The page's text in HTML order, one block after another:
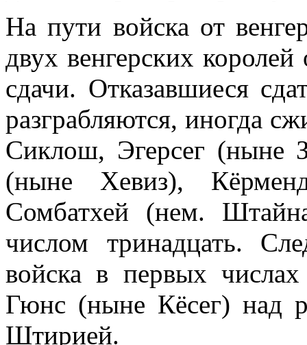
На пути войска от
двух венгерских
сдачи. Отказавшиеся
разграбляются, иногда
Сиклош, Эгерсег (ныне
(ныне Хевиз),
Сомбатхей (нем.
числом тринадцать.
войска в первых числах
Гюнс (ныне Кёсег) над
Штирией.